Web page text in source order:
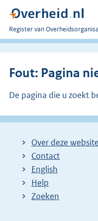
U
bent
Register van
Fout: Pagina
De pagina die u zoekt
Over deze website
Contact
English
Help
Zoeken